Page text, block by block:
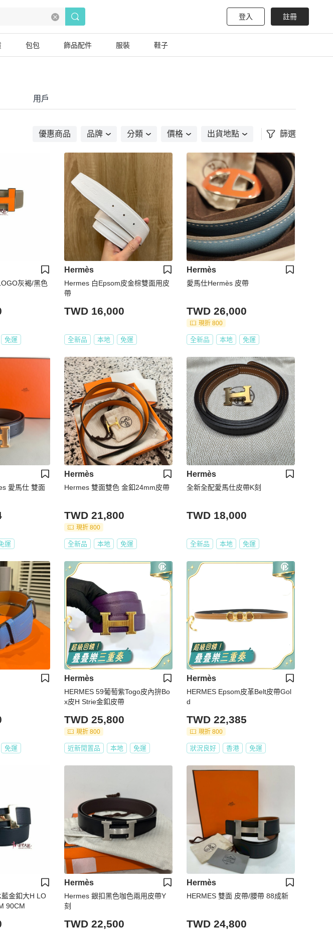
登入 註冊
包包 飾品配件 服裝 鞋子
用戶
優惠商品 品牌 分類 價格 出貨地點 篩選
灰褐/黑色
免運
Hermès
Hermes 白Epsom皮金棕雙面用皮
帶
TWD 16,000
全新品 本地 免運
Hermès
愛馬仕Hermès 皮帶
TWD 26,000
現折 800
全新品 本地 免運
愛馬仕 雙面
運
Hermès
Hermes 雙面雙色 金釦24mm皮帶
TWD 21,800
現折 800
全新品 本地 免運
Hermès
全新全配愛馬仕皮帶K刻
TWD 18,000
全新品 本地 免運
免運
Hermès
HERMES 59葡萄紫Togo皮內拚Bo
x皮H Strie金釦皮帶
TWD 25,800
現折 800
近新閒置品 本地 免運
Hermès
HERMES Epsom皮革Belt皮帶Gol
d
TWD 22,385
現折 800
狀況良好 香港 免運
金釦大H LO
90CM
Hermès
Hermes 銀扣黑色咖色兩用皮帶Y
刻
TWD 22,500
Hermès
HERMES 雙面 皮帶/腰帶 88成新
TWD 24,800